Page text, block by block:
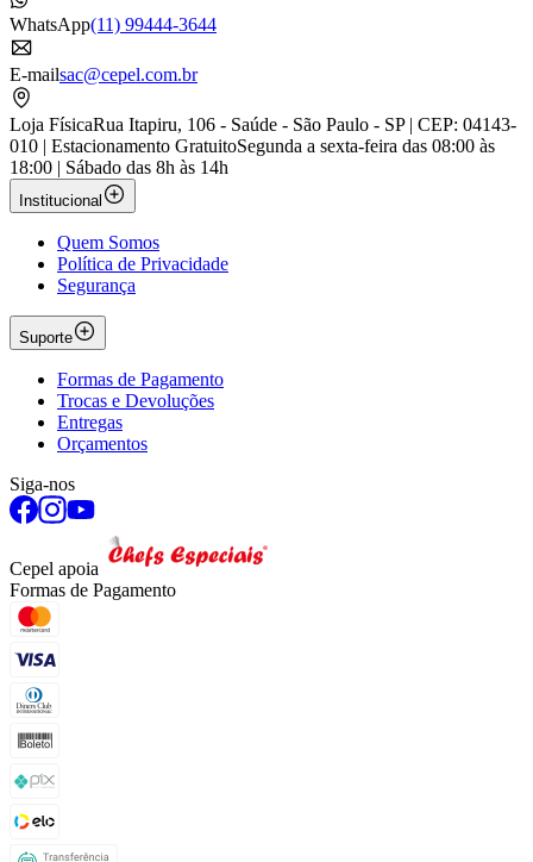
WhatsApp(11) 99444-3644
E-mailsac@cepel.com.br
Loja FísicaRua Itapiru, 106 - Saúde - São Paulo - SP | CEP: 04143-
010 | Estacionamento GratuitoSegunda a sexta-feira das 08:00 às
18:00 | Sábado das 8h às 14h
Institucional
Quem Somos
Política de Privacidade
Segurança
Suporte
Formas de Pagamento
Trocas e Devoluções
Entregas
Orçamentos
Siga-nos
Cepel apoia
Formas de Pagamento